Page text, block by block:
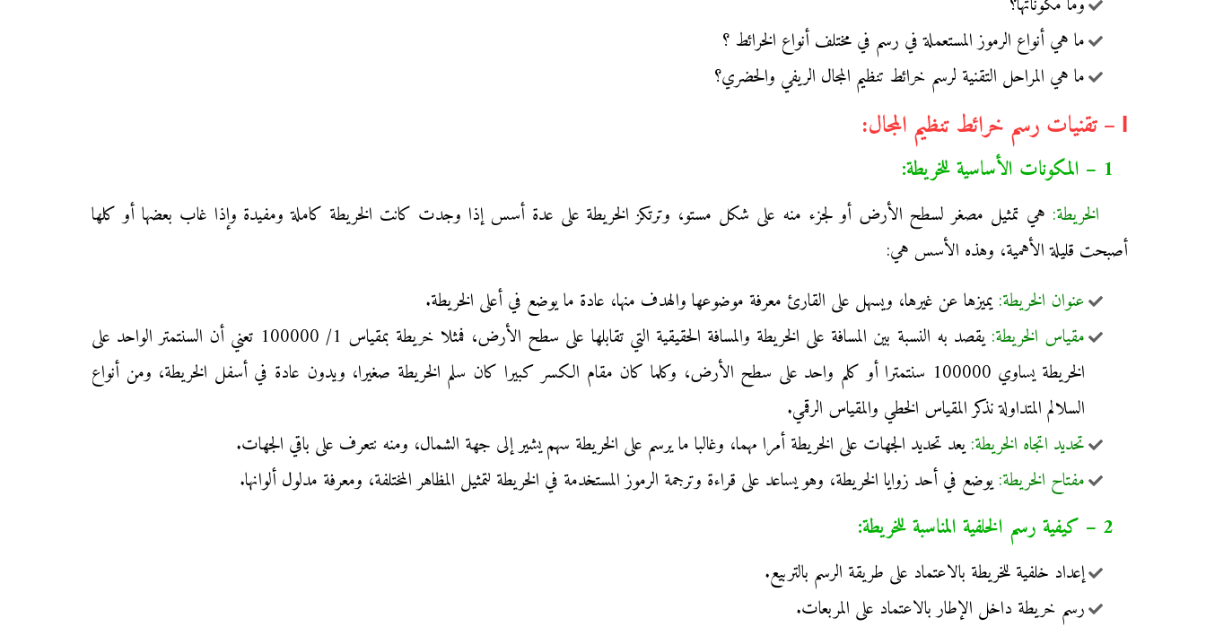
ما هي أنواع الرموز المستعملة في رسم في مختلف أنواع الخرائط ؟
ما هي المراحل التقنية لرسم خرائط تنظيم المجال الريفي والحضري؟
І – تقنيات رسم خرائط تنظيم المجال:
1 – المكونات الأساسية للخريطة:
الخريطة: هي تمثيل مصغر لسطح الأرض أو لجزء منه على شكل مستو، وترتكز الخريطة على عدة أسس إذا وجدت كانت الخريطة كاملة ومفيدة وإذا غاب بعضها أو كلها
أصبحت قليلة الأهمية، وهذه الأسس هي:
عنوان الخريطة: يميزها عن غيرها، ويسهل على القارئ معرفة موضوعها والهدف منها، عادة ما يوضع في أعلى الخريطة.
مقياس الخريطة:
يقصد به النسبة بين المسافة على الخريطة والمسافة الحقيقية التي تقابلها على سطح الأرض، فمثلا خريطة بمقياس 1/ 100000 تعني أن السنتمتر الواحد على
الخريطة يساوي 100000 سنتمترا أو كلم واحد على سطح الأرض، وكلما كان مقام الكسر كبيرا كان سلم الخريطة صغيرا، ويدون عادة في أسفل الخريطة، ومن أنواع
السلالم المتداولة نذكر المقياس الخطي والمقياس الرقمي.
تحديد اتجاه الخريطة:يعد تحديد الجهات على الخريطة أمرا مهما، وغالبا ما يرسم على الخريطة سهم يشير إلى جهة الشمال، ومنه نتعرف على باقي الجهات.
مفتاح الخريطة:يوضع في أحد زوايا الخريطة، وهو يساعد على قراءة وترجمة الرموز المستخدمة في الخريطة لتمثيل المظاهر المختلفة، ومعرفة مدلول ألوانها.
2 – كيفية رسم الخلفية المناسبة للخريطة:
إعداد خلفية للخريطة بالاعتماد على طريقة الرسم بالتربيع.
رسم خريطة داخل الإطار بالاعتماد على المربعات.